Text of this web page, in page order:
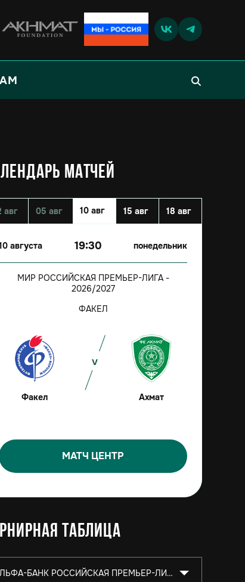
МАТЧЕЙ
авг 05 авг 10 авг 15 авг 18 авг
августа 19:30 понедельник
МИР РОССИЙСКАЯ ПРЕМЬЕР-ЛИГА -
2026/2027
ФАКЕЛ
Факел Ахмат
МАТЧ ЦЕНТР
таблица
АЛЬФА-БАНК РОССИЙСКАЯ ПРЕМЬЕР-ЛИГА 2026/2027